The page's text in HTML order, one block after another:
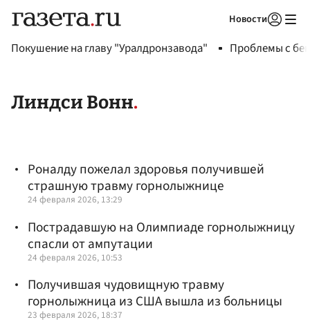
Новости
Покушение на главу "Уралдронзавода" Проблемы с
Линдси Вонн
Роналду пожелал здоровья получившей
страшную травму горнолыжнице
24 февраля 2026, 13:29
Пострадавшую на Олимпиаде горнолыжницу
спасли от ампутации
24 февраля 2026, 10:53
Получившая чудовищную травму
горнолыжница из США вышла из больницы
23 февраля 2026, 18:37